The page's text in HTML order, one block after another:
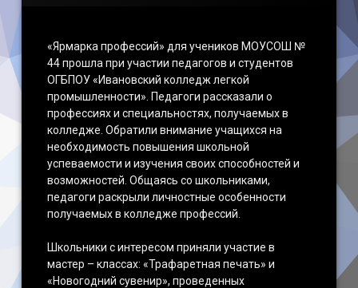
«Ярмарка профессий» для учеников МОУСОШ №
44 прошла при участии педагогов и студентов
ОГБПОУ «Ивановский колледж легкой
промышленности». Педагоги рассказали о
профессиях и специальностях, получаемых в
колледже. Обратили внимание учащихся на
необходимость повышения школьной
успеваемости и изучения своих способностей и
возможностей. Общаясь со школьниками,
педагоги раскрыли личностные особенности
получаемых в колледже профессий.
Школьники с интересом приняли участие в
мастер – классах: «Трафаретная печать» и
«Новогодний сувенир», проведенных